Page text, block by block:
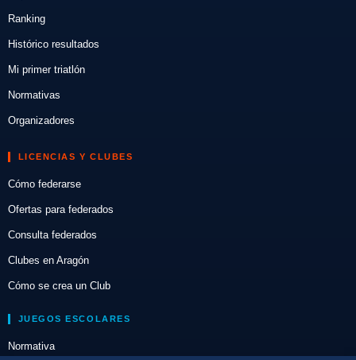
Ranking
Histórico resultados
Mi primer triatlón
Normativas
Organizadores
LICENCIAS Y CLUBES
Cómo federarse
Ofertas para federados
Consulta federados
Clubes en Aragón
Cómo se crea un Club
JUEGOS ESCOLARES
Normativa